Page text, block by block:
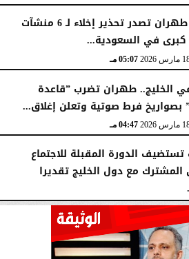
عاجل.. طهران تصدر تحذير إخلاء لـ 6 منشآت
في السعودية...
05:07 مـ
الخليج.. طهران تضرب ”قاعدة
بصواريخ فرط صوتية وتعلن إغلاق...
04:47 مـ
تستضيف الدورة المقبلة للاجتماع
المشترك مع دول الخليج تقديرا